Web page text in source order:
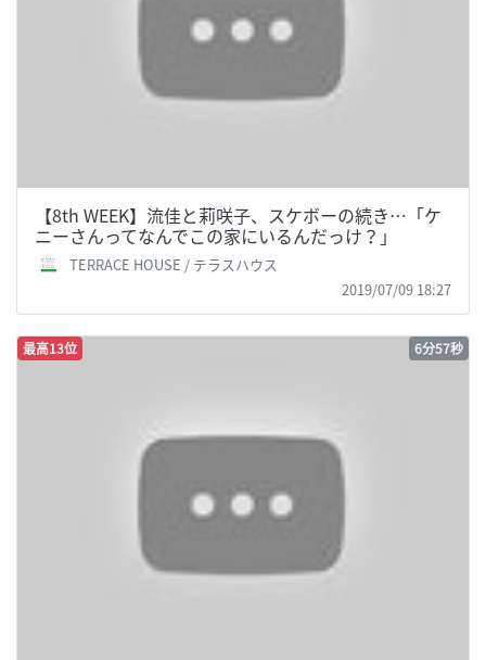
【8th WEEK】流佳と莉咲子、スケボーの続き…「ケ
ニーさんってなんでこの家にいるんだっけ？」
TERRACE HOUSE / テラスハウス
2019/07/09 18:27
最高13位 6分57秒